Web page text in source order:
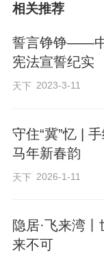
点击链接进入专题
https://
相关推荐
誓言铮铮——
宪法宣誓纪实
天下 2023-3-11
守住“冀”忆 |
马年新春韵
天下 2026-1-11
隐居·飞来湾
来不可